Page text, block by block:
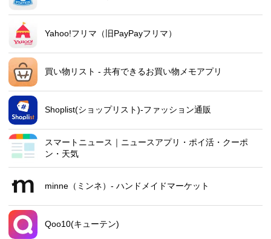
Yahoo!フリマ（旧PayPayフリマ）
買い物リスト - 共有できるお買い物メモアプリ
Shoplist(ショップリスト)-ファッション通販
スマートニュース｜ニュースアプリ・ポイ活・クーポ
ン・天気
minne（ミンネ）- ハンドメイドマーケット
Qoo10(キューテン)